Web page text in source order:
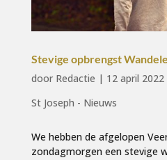
Stevige opbrengst
door Redactie | 12 april 2022
St Joseph - Nieuws
We hebben de afgelopen
zondagmorgen een stevige